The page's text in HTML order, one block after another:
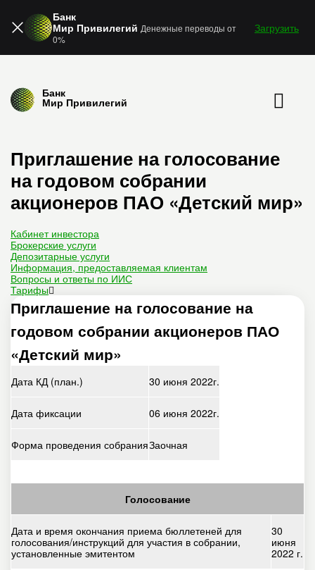
Банк
Мир Привилегий Денежные переводы от
0%
Загрузить
Банк
Мир Привилегий
Приглашение на голосование
на годовом собрании
акционеров ПАО «Детский мир»
Кабинет инвестора
Брокерские услуги
Депозитарные услуги
Информация, предоставляемая клиентам
Вопросы и ответы по ИИС
Тарифы
Приглашение на голосование на
годовом собрании акционеров ПАО
«Детский мир»
Дата КД (план.) 30 июня 2022г.
Дата фиксации 06 июня 2022г.
Форма проведения собранияЗаочная
Голосование
Дата и время окончания приема бюллетеней для
голосования/инструкций для участия в собрании,
установленные эмитентом
30
июня
2022 г.